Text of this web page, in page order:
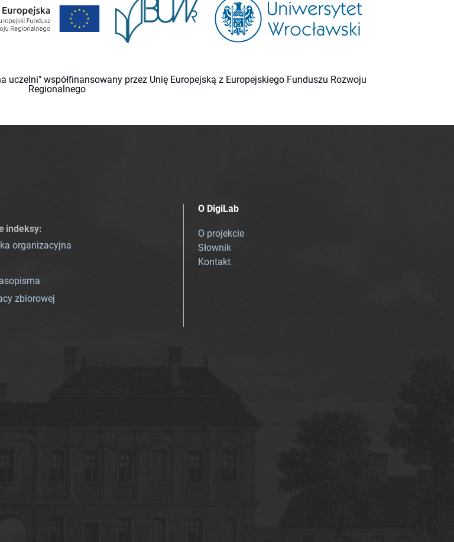
współfinansowany przez Unię Europejską z Europejskiego Funduszu Rozwoju
Regionalnego
indeksy:
organizacyjna
zbiorowej
O DigiLab
O projekcie
Słownik
Kontakt